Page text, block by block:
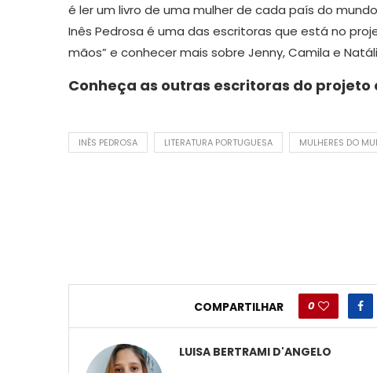
é ler um livro de uma mulher de cada país do
Inês Pedrosa é uma das escritoras que está no
mãos” e conhecer mais sobre Jenny, Camila e
Conheça as outras escritoras do projeto
INÊS PEDROSA LITERATURA PORTUGUESA MULHERES DO
COMPARTILHAR 0
LUISA BERTRAMI D'ANGELO